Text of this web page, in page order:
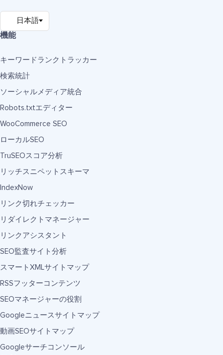
機能
キーワードランクトラッカー
検索統計
ソーシャルメディア統合
Robots.txtエディター
WooCommerce SEO
ローカルSEO
TruSEOスコア分析
リッチスニペットスキーマ
IndexNow
リンク切れチェッカー
リダイレクトマネージャー
リンクアシスタント
SEO監査サイト分析
スマートXMLサイトマップ
RSSフッターコンテンツ
SEOマネージャーの役割
Googleニュースサイトマップ
動画SEOサイトマップ
Googleサーチコンソール